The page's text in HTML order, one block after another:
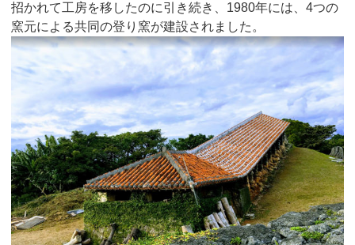
招かれて工房を移したのに引き続き、1980年には、4つの
窯元による共同の登り窯が建設されました。